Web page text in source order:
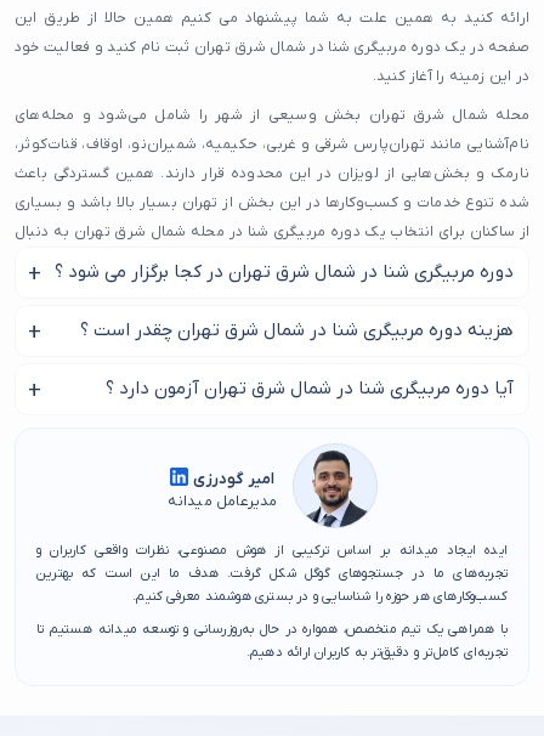
ارائه کنید به همین علت به شما پیشنهاد می کنیم همین حالا از طریق این
صفحه در یک دوره مربیگری شنا در شمال شرق تهران ثبت نام کنید و فعالیت خود
در این زمینه را آغاز کنید.
محله شمال شرق تهران بخش وسیعی از شهر را شامل می‌شود و محله‌های
نام‌آشنایی مانند تهران‌پارس شرقی و غربی، حکیمیه، شمیران‌نو، اوقاف، قنات‌کوثر،
نارمک و بخش‌هایی از لویزان در این محدوده قرار دارند. همین گستردگی باعث
شده تنوع خدمات و کسب‌وکارها در این بخش از تهران بسیار بالا باشد و بسیاری
از ساکنان برای انتخاب یک دوره مربیگری شنا در محله شمال شرق تهران به دنبال
گزینه‌هایی معتبر و خوش‌نام باشند.
کرده و باعث شده افراد از محله‌های اطراف مثل هنگام، تهران‌پارس، حکیمیه و
به این محدوده مراجعه کنند. وجود مراکز خرید، خدمات درمانی، مجموعه‌های
لیستی که در سایت میدانه قرار داده ایم بهترین گزینه های دوره مربیگری شنا در
محله شمال شرق تهران معرفی میشود تا به تصمیم‌ گیری شما کمک کند .
اگر به دنبال یک محل خوب برای دریافت سرویس‌های روزمره یا تخصصی هستید،
بررسی دقیق دوره مربیگری شنا در محله شمال شرق تهران می‌تواند به شما کمک
کند تا میان انتخاب‌های متعدد، بهترین گزینه را پیدا کنید. ما در میدانه تلاش
کرده‌ایم راهنمایی کامل و قابل اعتماد برای انتخاب یک دوره مربیگری شنا در محله
شمال شرق تهران ارائه دهیم تا تجربه‌ای مطمئن و رضایت‌بخش داشته باشید.
انتخاب درست دوره مربیگری شنا در محله شمال شرق تهران یعنی صرفه‌جویی در
دوره مربیگری شنا در شمال شرق تهران در کجا برگزار می شود ؟
از طریق این صفحه تمامی دوره های مربیگری شنا در شمال شرق
هزینه دوره مربیگری شنا در شمال شرق تهران چقدر است ؟
بر اساس تعداد جلسات و و مربی شما جهت آموزش دوره مربیگری
آیا دوره مربیگری شنا در شمال شرق تهران آزمون دارد ؟
بله در آخر شما برای گرفتن مدرک دوره مربیگری شنا در شمال شرق
تهران باید آزمون بدهید.
امیر گودرزی
مدیرعامل میدانه
ایده ایجاد میدانه بر اساس ترکیبی از هوش مصنوعی، نظرات واقعی کاربران و
تجربه‌های ما در جستجوهای گوگل شکل گرفت. هدف ما این است که بهترین
کسب‌وکارهای هر حوزه را شناسایی و در بستری هوشمند معرفی کنیم.
با همراهی یک تیم متخصص، همواره در حال به‌روزرسانی و توسعه میدانه هستیم تا
تجربه‌ای کامل‌تر و دقیق‌تر به کاربران ارائه دهیم.